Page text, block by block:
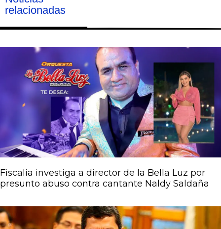
relacionadas
Fiscalía investiga a director de la Bella Luz por
presunto abuso contra cantante Naldy Saldaña
PáginaPágina
Página
Página
Página